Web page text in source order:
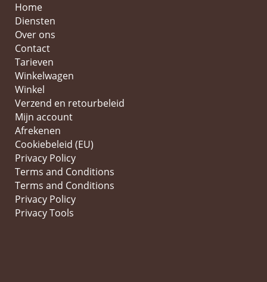
Home
Diensten
Over ons
Contact
Tarieven
Winkelwagen
Winkel
Verzend en retourbeleid
Mijn account
Afrekenen
Cookiebeleid (EU)
Privacy Policy
Terms and Conditions
Terms and Conditions
Privacy Policy
Privacy Tools